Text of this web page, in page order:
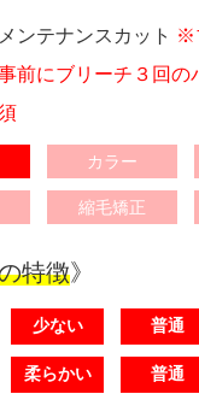
ンテナンスカット ※
前にブリーチ３回の
カラー
縮毛矯正
特徴》
少ない 普通
柔らかい 普通